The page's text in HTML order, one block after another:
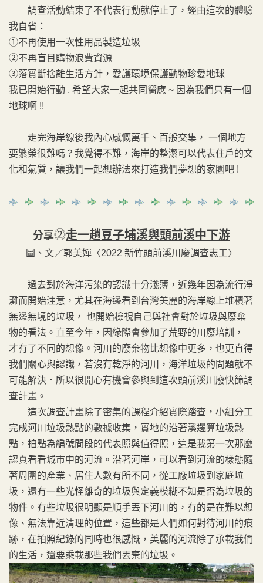
調查活動結束了不代表行動就停止了，經由這次的體驗
我自省：
①不再使用一次性用品製造垃圾
②不再盲目購物浪費資源
③落實斷捨離生活方針，愛護環境保護動物珍愛地球
我已開始行動 , 希望大家一起共同嚮應 ~ 因為我們只有一個
地球啊 !!
走完海岸線後我內心感慨萬千、百般交集， 一個地方
要繁榮很難嗎？我覺得不難，海岸的整潔可以代表住戶的文
化和氣質，讓我們一起想辦法來打造我們夢想的家園吧 !
分享⓶走一趟豆子埔溪與頭前溪中下游
圖、文／郭美嬋〈2022 新竹頭前溪川廢調查志工〉
過去對於海洋污染的認識十分淺薄，近幾年因為流行淨
灘而開始注意，尤其在海邊看到台灣美麗的海岸線上堆積著
無邊無境的垃圾， 也開始檢視自己與社會對於垃圾與廢棄
物的看法。直至今年，因緣際會參加了荒野的川廢培訓，
才有了不同的想像。河川的廢棄物比想像中更多，也更直得
我們關心與認識，若沒有乾淨的河川，海洋垃圾的問題就不
可能解決．所以很開心有機會參與到這次頭前溪川廢快篩調
查計畫。
這次調查計畫除了密集的課程介紹實際踏查，小組分工
完成河川垃圾熱點的數據收集，實地的沿著溪邊算垃圾熱
點，拍點為編號間段的代表照與值得照，這是我第一次那麼
認真看看城市中的河流。沿著河岸，可以看到河流的樣態隨
著周圍的產業、居住人數有所不同，從工廠垃圾到家庭垃
圾，還有一些光怪離奇的垃圾與定義模糊不知是否為垃圾的
物件。有些垃圾很明顯是順手丟下河川的，有的是在難以想
像、無法靠近清理的位置，這些都是人們如何對待河川的痕
跡，在拍照紀錄的同時也很感慨，美麗的河流除了承載我們
的生活，還要乘載那些我們丟棄的垃圾。